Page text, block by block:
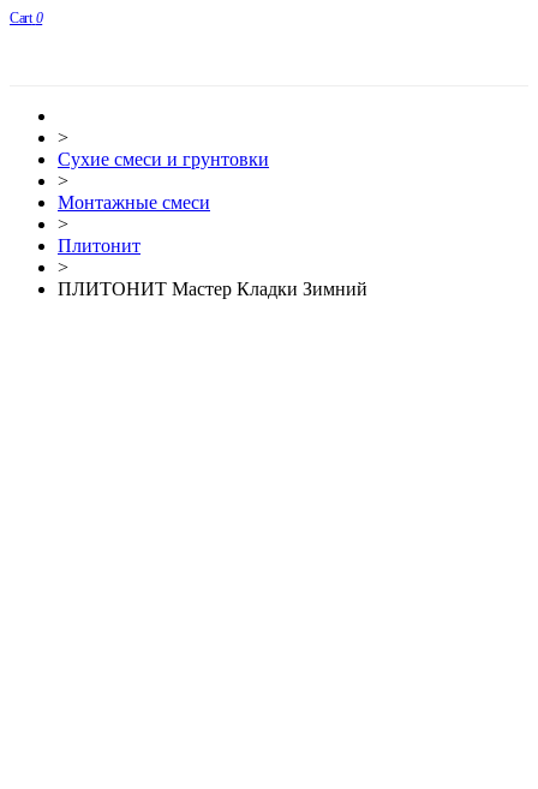
Cart 0
>
Сухие смеси и грунтовки
>
Монтажные смеси
>
Плитонит
>
ПЛИТОНИТ Мастер Кладки Зимний